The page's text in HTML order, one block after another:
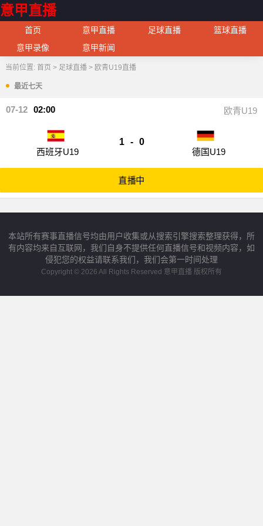
意甲直播
首页 意甲直播 足球直播
篮球直播
意甲录像
意甲新闻
当前位置: 首页 > 足球直播> 欧青U19直播
最近七天
02:00
07-12 欧青U19
西班牙U19
1 -
0
德国U19
直播中
本站所有赛事直播信号均由用户收集或从搜索引擎搜索整理获得，所
有内容均来自互联网，我们自身不提供任何直播信号和视频内容，如
侵犯您的权益请联系我们，我们会第一时间处理
Copyright © 2026 All Rights Reserved 意甲直播 版权所有